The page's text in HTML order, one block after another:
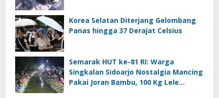
Korea Selatan Diterjang Gelombang
Panas hingga 37 Derajat Celsius
Semarak HUT ke-81 RI: Warga
Singkalan Sidoarjo Nostalgia Mancing
Pakai Joran Bambu, 100 Kg Lele